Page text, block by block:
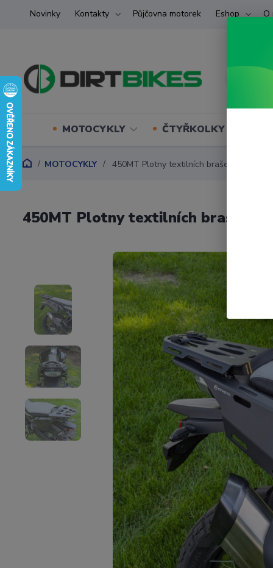
Novinky Kontakty Půjčovna motorek Eshop O
MOTOCYKLY ČTYŘKOLKY (ATV)
MOTOCYKLY 450MT Plotny textilních brašen CFMOTO
450MT Plotny textilních brašen